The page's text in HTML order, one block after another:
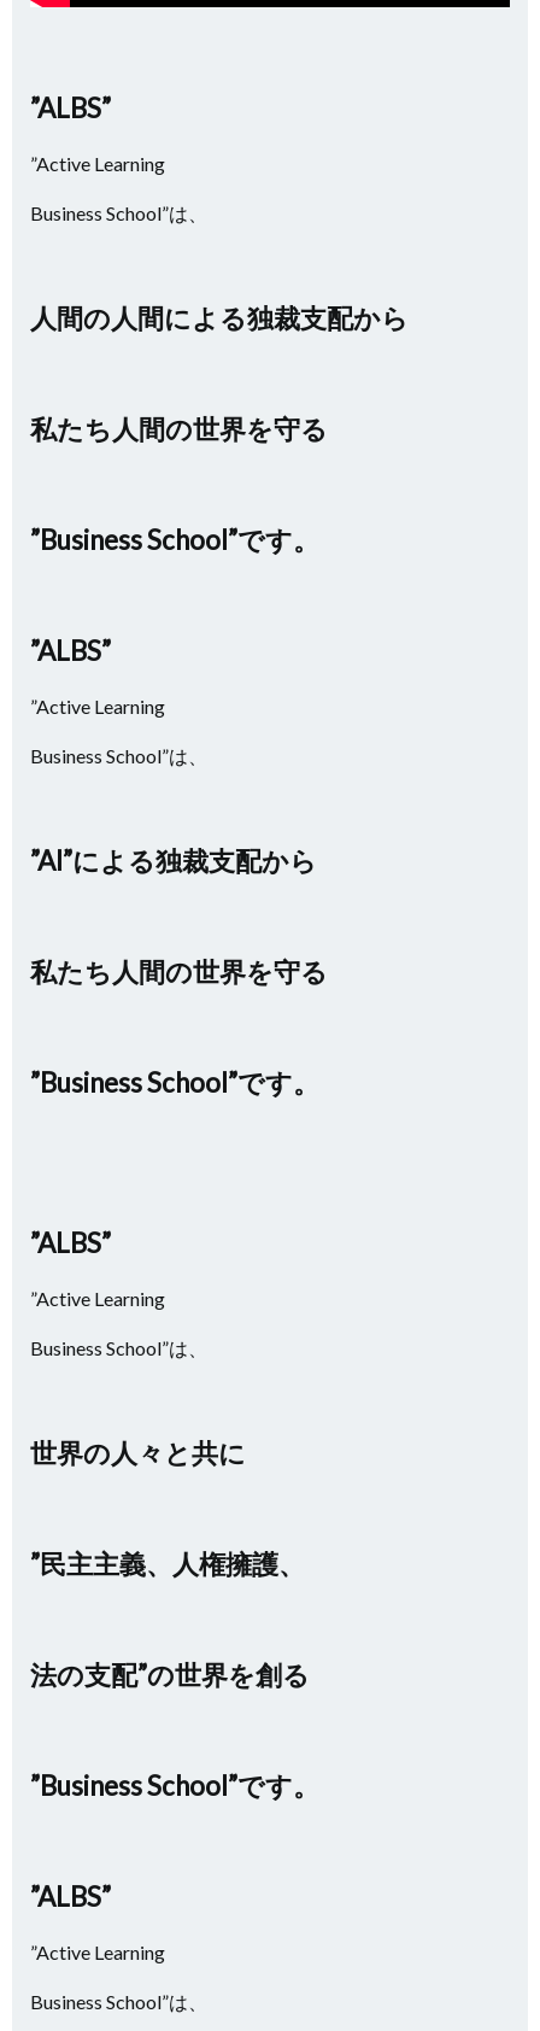
”ALBS”
”Active Learning
Business School”は、
人間の人間による独裁支配から
私たち人間の世界を守る
”Business School”です。
”ALBS”
”Active Learning
Business School”は、
”AI”による独裁支配から
私たち人間の世界を守る
”Business School”です。
”ALBS”
”Active Learning
Business School”は、
世界の人々と共に
”民主主義、人権擁護、
法の支配”の世界を創る
”Business School”です。
”ALBS”
”Active Learning
Business School”は、